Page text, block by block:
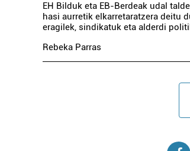
EH Bilduk eta EB-Berdeak udal
hasi aurretik elkarretaratzera deitu
eragilek, sindikatuk eta alderdi
Rebeka Parras